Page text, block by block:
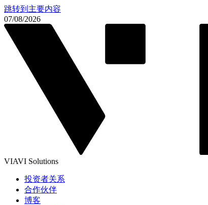
跳转到主要内容
07/08/2026
VIAVI Solutions
投资者关系
合作伙伴
博客